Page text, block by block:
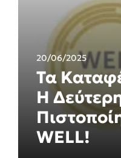
20/06/2025
Τα
Η
WELL!